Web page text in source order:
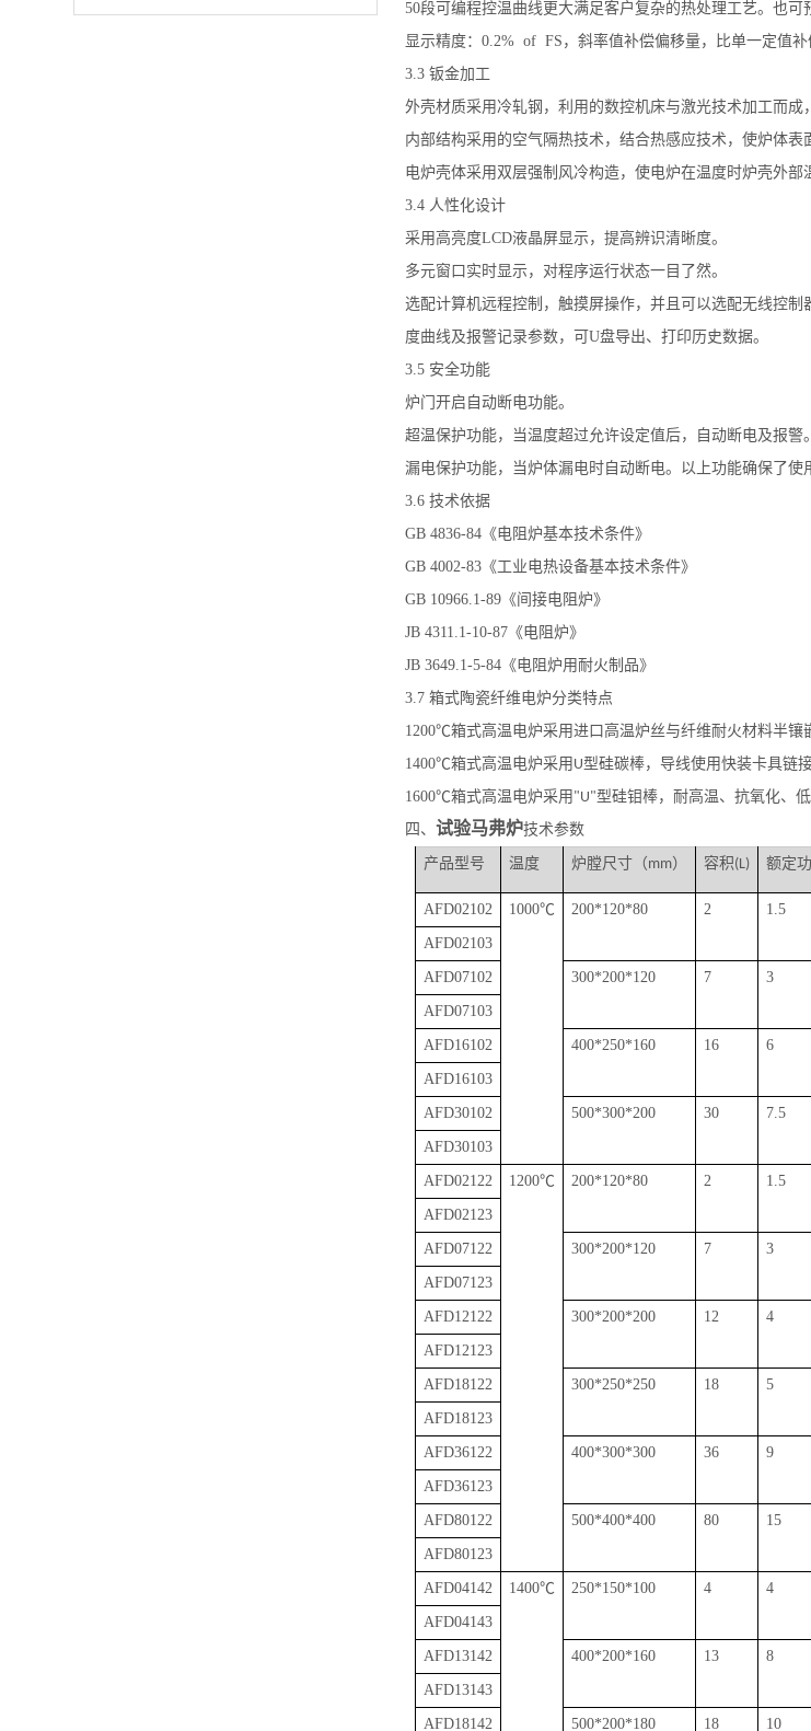
50段可编程控温曲线更大满足客户复杂的热处理工艺。也可
显示精度： 0.2% of FS ，斜率值补偿偏移量，比单一定值补
3.3 钣金加工
外壳材质采用冷轧钢，利用的数控机床与激光技术加工而成
内部结构采用的空气隔热技术，结合热感应技术，使炉体表
电炉壳体采用双层强制风冷构造，使电炉在温度时炉壳外部
3.4 人性化设计
采用高亮度LCD液晶屏显示，提高辨识清晰度。
多元窗口实时显示，对程序运行状态一目了然。
选配计算机远程控制，触摸屏操作，并且可以选配无线控
度曲线及报警记录参数，可 U盘导出、打印历史数据。
3.5 安全功能
炉门开启自动断电功能。
超温保护功能，当温度超过允许设定值后，自动断电及报警。
漏电保护功能，当炉体漏电时自动断电。以上功能确保了使
3.6 技术依据
GB 4836-84《电阻炉基本技术条件》
GB 4002-83《工业电热设备基本技术条件》
GB 10966.1-89《间接电阻炉》
JB 4311.1-10-87《电阻炉》
JB 3649.1-5-84《电阻炉用耐火制品》
3.7 箱式陶瓷纤维电炉分类特点
1200℃箱式高温电炉采用进口高温炉丝与纤维耐火材料半镶
1400℃箱式高温电炉采用 U型硅碳棒，导线使用快装卡具链
1600℃箱式高温电炉采用 "U"型硅钼棒，耐高温、抗氧化、
四、 试验马弗炉技术参数
产品型号 温度 炉膛尺寸（mm） 容积(L) 额定
AFD02102 1000℃ 200*120*80 2 1.5
AFD02103
AFD07102 300*200*120 7 3
AFD07103
AFD16102 400*250*160 16 6
AFD16103
AFD30102 500*300*200 30 7.5
AFD30103
AFD02122 1200℃ 200*120*80 2 1.5
AFD02123
AFD07122 300*200*120 7 3
AFD07123
AFD12122 300*200*200 12 4
AFD12123
AFD18122 300*250*250 18 5
AFD18123
AFD36122 400*300*300 36 9
AFD36123
AFD80122 500*400*400 80 15
AFD80123
AFD04142 1400℃ 250*150*100 4 4
AFD04143
AFD13142 400*200*160 13 8
AFD13143
AFD18142 500*200*180 18 10